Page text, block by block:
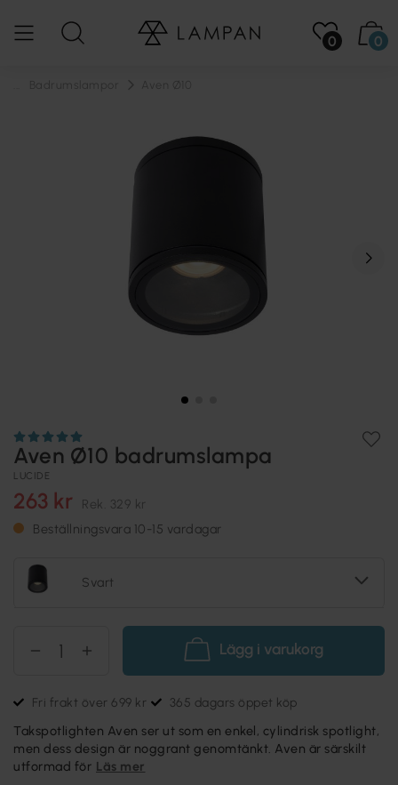
0 0
Aven Ø10 badrumslampa
LUCIDE
263 kr Rek. 329 kr
Beställningsvara 10-15 vardagar
Svart
Lägg i varukorg
Fri frakt över 699 kr 365 dagars öppet köp
Takspotlighten Aven ser ut som en enkel, cylindrisk spotlight,
men dess design är noggrant genomtänkt. Aven är särskilt
utformad för Läs mer